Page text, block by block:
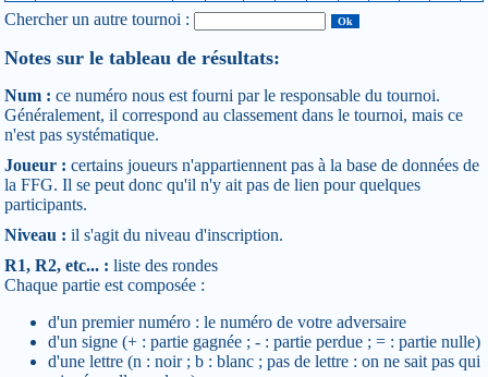
Chercher un autre tournoi :
Notes sur le tableau de résultats:
Num : ce numéro nous est fourni par le responsable du tournoi.
Généralement, il correspond au classement dans le tournoi, mais ce
n'est pas systématique.
Joueur : certains joueurs n'appartiennent pas à la base de données de
la FFG. Il se peut donc qu'il n'y ait pas de lien pour quelques
participants.
Niveau : il s'agit du niveau d'inscription.
R1, R2, etc... : liste des rondes
Chaque partie est composée :
d'un premier numéro : le numéro de votre adversaire
d'un signe (+ : partie gagnée ; - : partie perdue ; = : partie nulle)
d'une lettre (n : noir ; b : blanc ; pas de lettre : on ne sait pas qui